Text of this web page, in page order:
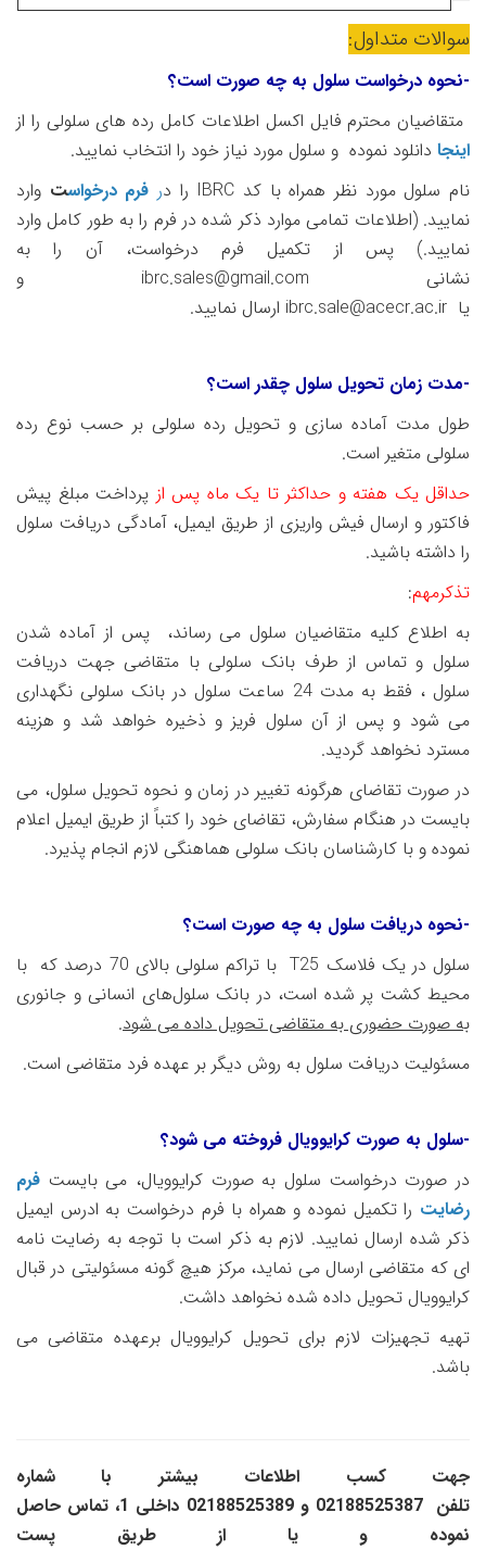
سوالات متداول:
-نحوه درخواست سلول به چه صورت است؟
متقاضیان محترم فایل اکسل اطلاعات کامل رده های سلولی را از
اینجا دانلود نموده و سلول مورد نیاز خود را انتخاب نمایید.
نام سلول مورد نظر همراه با کد IBRC را در فرم درخواست وارد
نمایید. (اطلاعات تمامی موارد ذکر شده در فرم را به طور کامل وارد
نمایید.)
پس از تکمیل فرم درخواست، آن را به
نشانی
ibrc.sales@gmail.com
و
یا ibrc.sale@acecr.ac.ir ارسال نمایید.
-مدت زمان تحویل سلول چقدر است؟
طول مدت آماده سازی و تحویل رده سلولی بر حسب نوع رده
سلولی متغیر است.
حداقل یک هفته و حداکثر تا یک ماه پس از پرداخت مبلغ پیش
فاکتور و ارسال فیش واریزی از طریق ایمیل، آمادگی دریافت سلول
را داشته باشید.
تذکرمهم:
به اطلاع کلیه متقاضیان سلول می رساند، پس از آماده شدن
سلول و تماس از طرف بانک سلولی با متقاضی جهت دریافت
سلول ، فقط به مدت 24 ساعت سلول در بانک سلولی نگهداری
می شود و پس از آن سلول فریز و ذخیره خواهد شد و هزینه
مسترد نخواهد گردید.
در صورت تقاضای هرگونه تغییر در زمان و نحوه تحویل سلول، می
بایست در هنگام سفارش، تقاضای خود را کتباً از طریق ایمیل اعلام
نموده و با کارشناسان بانک سلولی هماهنگی لازم انجام پذیرد.
-نحوه دریافت سلول به چه صورت است؟
سلول در یک فلاسک T25 با تراکم سلولی بالای 70 درصد که با
محیط کشت پر شده است، در بانک سلول‌های انسانی و جانوری
به صورت حضوری به متقاضی تحویل داده می شود.
مسئولیت دریافت سلول به روش دیگر بر عهده فرد متقاضی است.
-سلول به صورت کرایوویال فروخته می شود؟
در صورت درخواست سلول به صورت کرایوویال، می بایست فرم
رضایت را تکمیل نموده و همراه با فرم درخواست به ادرس ایمیل
ذکر شده ارسال نمایید. لازم به ذکر است با توجه به رضایت نامه
ای که متقاضی ارسال می نماید، مرکز هیچ گونه مسئولیتی در قبال
کرایوویال تحویل داده شده نخواهد داشت.
تهیه تجهیزات لازم برای تحویل کرایوویال برعهده متقاضی می
باشد.
جهت کسب اطلاعات بیشتر با شماره
تلفن 02188525387 و 02188525389 داخلی 1،
تماس حاصل
نموده و یا از طریق پست